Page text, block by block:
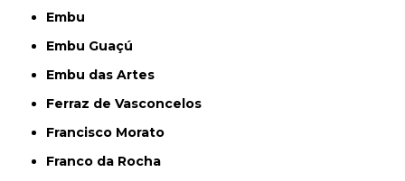
Embu
Embu Guaçú
Embu das Artes
Ferraz de Vasconcelos
Francisco Morato
Franco da Rocha